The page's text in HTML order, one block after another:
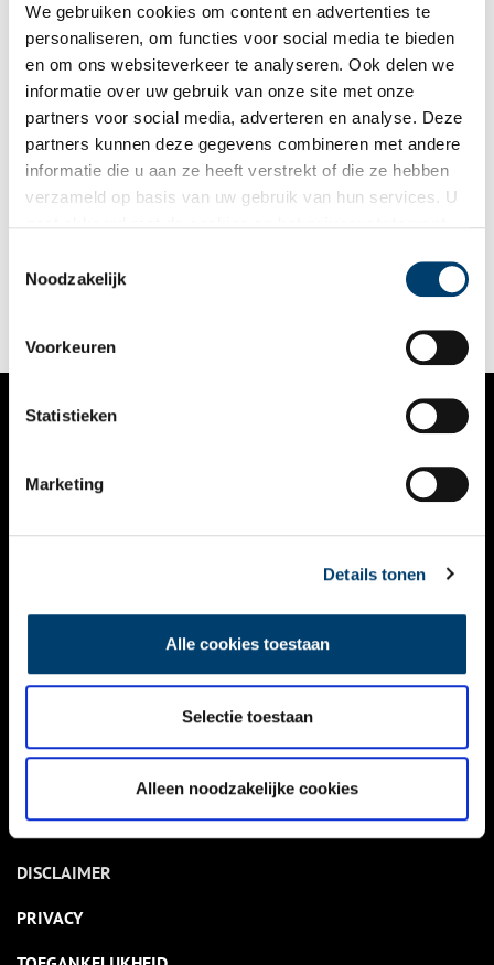
We gebruiken cookies om content en advertenties te
personaliseren, om functies voor social media te bieden
en om ons websiteverkeer te analyseren. Ook delen we
informatie over uw gebruik van onze site met onze
partners voor social media, adverteren en analyse. Deze
partners kunnen deze gegevens combineren met andere
informatie die u aan ze heeft verstrekt of die ze hebben
verzameld op basis van uw gebruik van hun services. U
Noodzakelijk
Voorkeuren
Statistieken
Marketing
Details tonen
Alle cookies toestaan
Selectie toestaan
Alleen noodzakelijke cookies
Varen en vissen op de Westeinder
Aalsmeer is bekend als watersportcentrum. Maar wist je dat in
de plassen een meerval zwemt, een joekel van wel twee meter
NIEUWS
KALENDER
ACTIVITEITEN
NIEUWSBRIEF
DISCLAIMER
PRIVACY